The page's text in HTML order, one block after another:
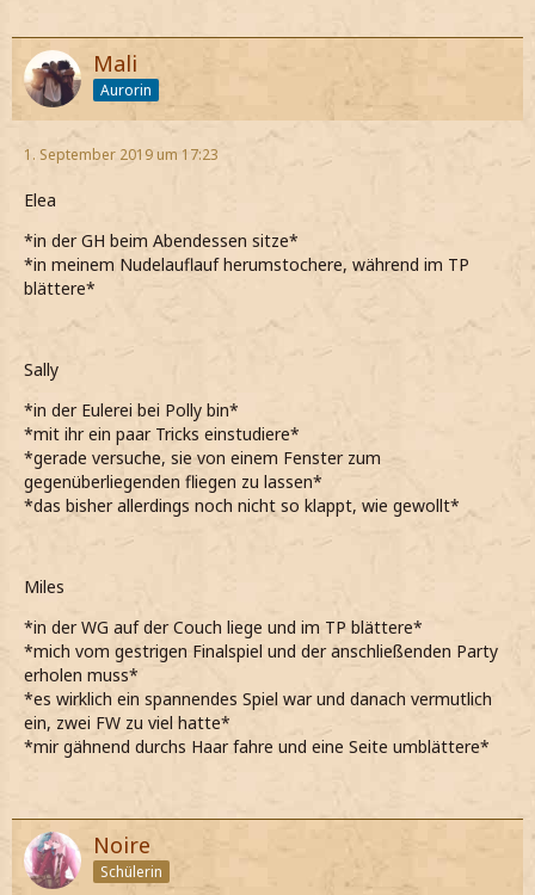
Mali
Aurorin
1. September 2019 um 17:23
Elea
*in der GH beim Abendessen sitze*
*in meinem Nudelauflauf herumstochere, während im TP
blättere*
Sally
*in der Eulerei bei Polly bin*
*mit ihr ein paar Tricks einstudiere*
*gerade versuche, sie von einem Fenster zum
gegenüberliegenden fliegen zu lassen*
*das bisher allerdings noch nicht so klappt, wie gewollt*
Miles
*in der WG auf der Couch liege und im TP blättere*
*mich vom gestrigen Finalspiel und der anschließenden Party
erholen muss*
*es wirklich ein spannendes Spiel war und danach vermutlich
ein, zwei FW zu viel hatte*
*mir gähnend durchs Haar fahre und eine Seite umblättere*
Noire
Schülerin